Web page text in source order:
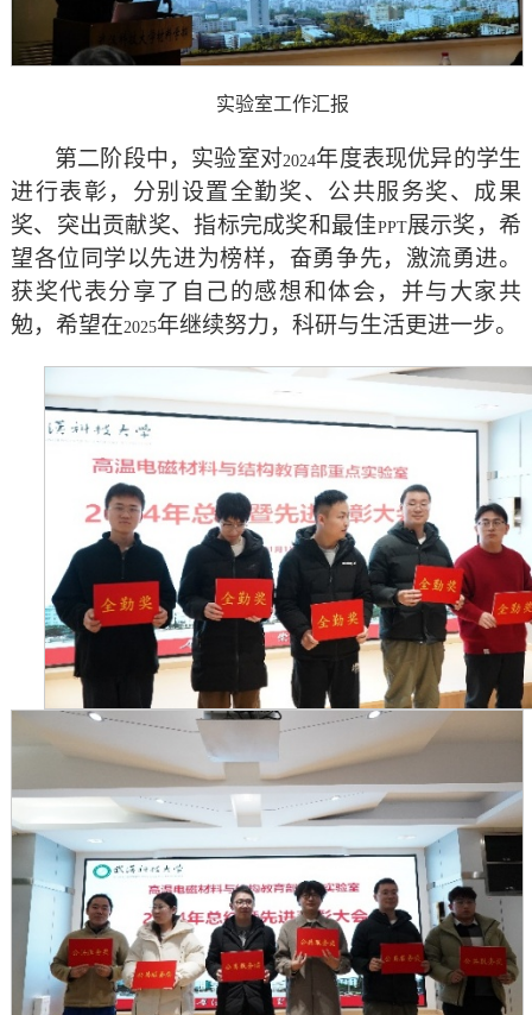
实验室工作汇报
第二阶段中，实验室对2024年度表现优异的学生
进行表彰，分别设置全勤奖、公共服务奖、成果
奖、突出贡献奖、指标完成奖和最佳PPT展示奖，希
望各位同学以先进为榜样，奋勇争先，激流勇进。
获奖代表分享了自己的感想和体会，并与大家共
勉，希望在2025年继续努力，科研与生活更进一步。